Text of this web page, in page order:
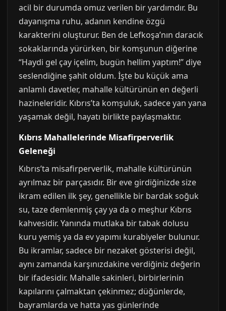
acil bir durumda omuz verilen bir yardımdır. Bu
dayanışma ruhu, adanın kendine özgü
karakterini oluşturur. Ben de Lefkoşa’nın daracık
sokaklarında yürürken, bir komşunun diğerine
“Haydi gel çay içelim, bugün hellim yaptım!” diye
seslendiğine şahit oldum. İşte bu küçük ama
anlamlı davetler, mahalle kültürünün en değerli
hazineleridir. Kıbrıs’ta komşuluk, sadece yan yana
yaşamak değil, hayatı birlikte paylaşmaktır.
Kıbrıs Mahallelerinde Misafirperverlik
Geleneği
Kıbrıs’ta misafirperverlik, mahalle kültürünün
ayrılmaz bir parçasıdır. Bir eve girdiğinizde size
ikram edilen ilk şey, genellikle bir bardak soğuk
su, taze demlenmiş çay ya da o meşhur Kıbrıs
kahvesidir. Yanında mutlaka bir tabak dolusu
kuru yemiş ya da ev yapımı kurabiyeler bulunur.
Bu ikramlar, sadece bir nezaket gösterisi değil,
aynı zamanda karşınızdakine verdiğiniz değerin
bir ifadesidir. Mahalle sakinleri, birbirlerinin
kapılarını çalmaktan çekinmez; düğünlerde,
bayramlarda ve hatta yas günlerinde